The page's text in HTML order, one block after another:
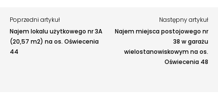
Poprzedni artykuł
Najem lokalu użytkowego nr 3A
(20,57 m2) na os. Oświecenia
44
Następny artykuł
Najem miejsca postojowego nr
38 w garażu
wielostanowiskowym na os.
Oświecenia 48